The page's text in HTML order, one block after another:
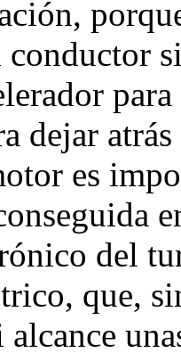
dejar
es
del
que,